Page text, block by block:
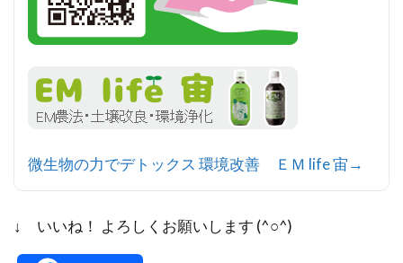
微生物の力でデトックス 環境改善 ＥＭ life 宙→
↓ いいね！ よろしくお願いします (^○^)